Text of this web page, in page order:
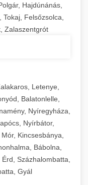
Hajdúnánás,
Felsőzsolca,
Zalaszentgrót
Letenye,
Balatonlelle,
Nyíregyháza,
Nyírbátor,
Kincsesbánya,
Bábolna,
Százhalombatta,
Gyál